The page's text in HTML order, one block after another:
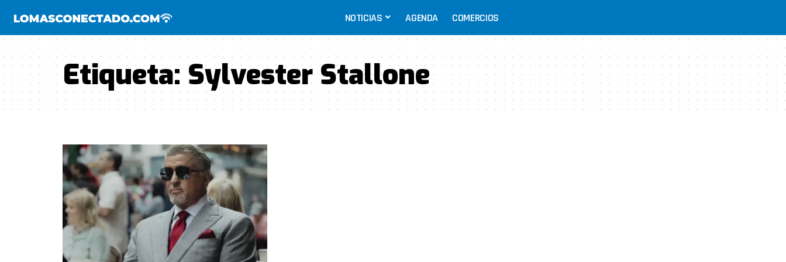
NOTICIAS AGENDA COMERCIOS
Etiqueta: Sylvester Stallone